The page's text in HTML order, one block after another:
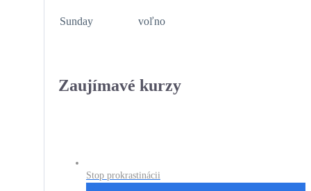
Sunday voľno
Zaujímavé kurzy
Stop prokrastinácii